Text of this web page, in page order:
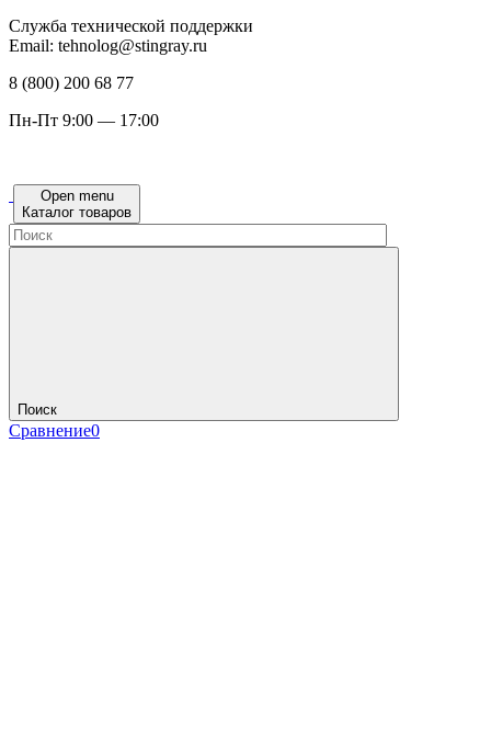
Служба технической поддержки
Email: tehnolog@stingray.ru
8 (800) 200 68 77
Пн-Пт 9:00 — 17:00
Open menu
Каталог товаров
Поиск
Сравнение0